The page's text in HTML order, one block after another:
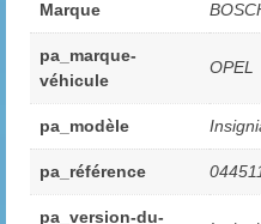
Marque
pa_marque-
véhicule
OPEL
pa_modèle
pa_référence
pa_version-du-